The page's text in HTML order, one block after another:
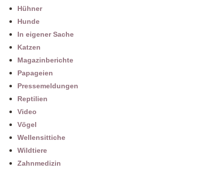
Hühner
Hunde
In eigener Sache
Katzen
Magazinberichte
Papageien
Pressemeldungen
Reptilien
Video
Vögel
Wellensittiche
Wildtiere
Zahnmedizin